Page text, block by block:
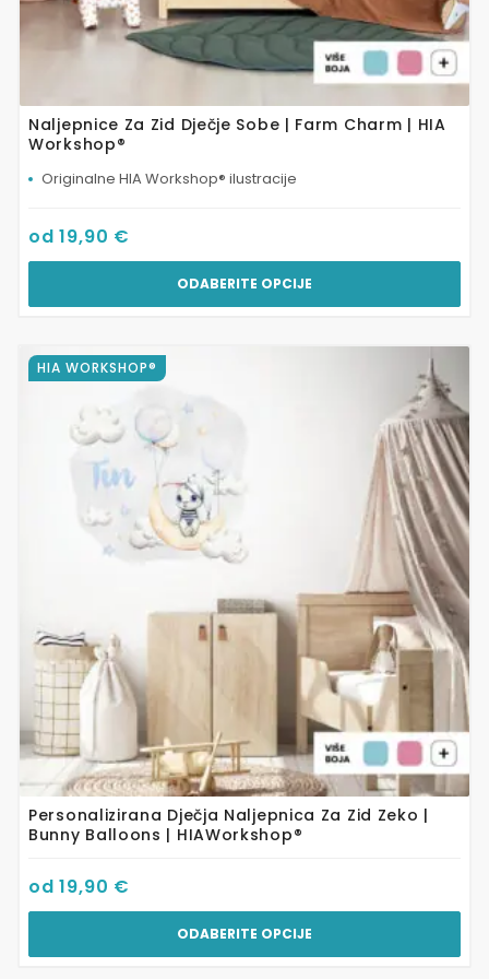
Naljepnice Za Zid Dječje Sobe | Farm Charm | HIA
Workshop®
Originalne HIA Workshop® ilustracije
od19,90 €
ODABERITE OPCIJE
Personalizirana Dječja Naljepnica Za Zid Zeko |
Bunny Balloons | HIAWorkshop®
HIA WORKSHOP®
od19,90 €
ODABERITE OPCIJE
Ovaj
proizvod